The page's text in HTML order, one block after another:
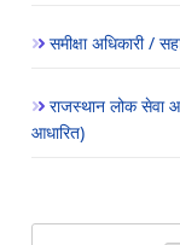
समीक्षा अधिकारी /
राजस्थान लोक सेवा
आधारित)